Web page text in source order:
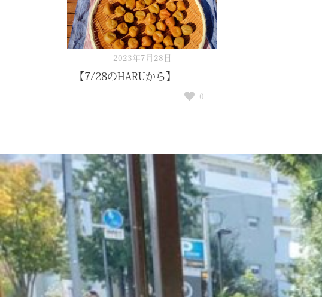
2023年7月28日
【7/28のHARUから】
0